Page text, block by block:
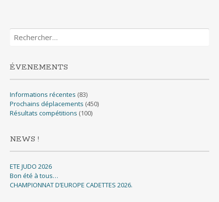
Rechercher :
ÉVENEMENTS
Informations récentes (83)
Prochains déplacements (450)
Résultats compétitions (100)
NEWS !
ETE JUDO 2026
Bon été à tous…
CHAMPIONNAT D’EUROPE CADETTES 2026.